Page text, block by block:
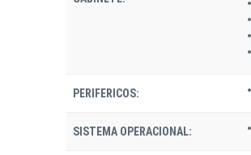
PERIFERICOS:
SISTEMA OPERACIONAL: